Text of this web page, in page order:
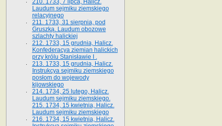
210. 1733, 7 lipca, Halicz.
Laudum sejmiku ziemskiego
relacyjnego
211. 1733, 31 sierpnia, pod
Gruszką. Laudum obozowe
szlachty halickiej
212. 1733, 15 grudnia, Halicz.
Konfederacya ziemian halickich
przy królu Stanisławie I .
213. 1733, 15 grudnia, Halicz.
Instrukcya sejmiku ziemskiego
posłom do wojewody
kijowskiego
214. 1734, 25 lutego, Halicz.
Laudum sejmiku ziemskiego.
215. 1734, 15 kwietnia, Halicz.
Laudum sejmiku ziemskiego
216. 1734, 15 kwietnia, Halicz.